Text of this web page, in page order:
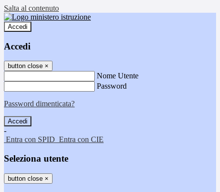
Salta al contenuto
Accedi
Accedi
button close ×
Nome Utente
Password
Password dimenticata?
-
Entra con SPID Entra con CIE
Seleziona utente
button close ×